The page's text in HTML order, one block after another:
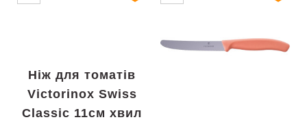
Ніж для томатів
Victorinox Swiss
Classic 11см хвил